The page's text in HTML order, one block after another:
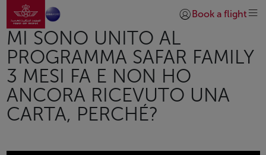
Skip to Main Content
Vai alla home page
Accedi | Unisciti)
Book a flight
MI SONO UNITO AL
PROGRAMMA SAFAR FAMILY
3 MESI FA E NON HO
ANCORA RICEVUTO UNA
CARTA, PERCHÉ?